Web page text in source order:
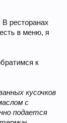
В ресторанах
в меню, я
к
кусочков
с
подается